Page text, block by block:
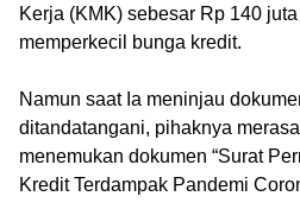
Kerja (KMK) sebesar Rp 140
memperkecil bunga kredit.
‎Namun saat Ia meninjau
ditandatangani, pihaknya
menemukan dokumen “Surat
Kredit Terdampak Pandemi